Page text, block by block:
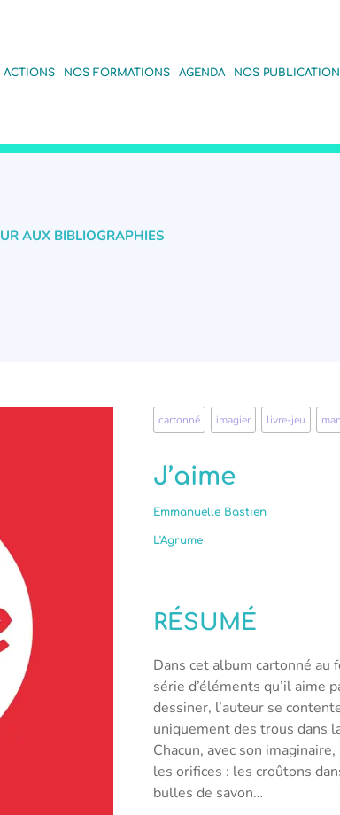
ACTIONS NOS FORMATIONS AGENDA NOS
AUX BIBLIOGRAPHIES
cartonné imagier livre-jeu
J’aime
Emmanuelle Bastien
L'Agrume
RÉSUMÉ
Dans cet album cartonné au
série d’éléments qu’il aime
dessiner, l’auteur se
uniquement des trous dans
Chacun, avec son
les orifices : les croûtons
bulles de savon…